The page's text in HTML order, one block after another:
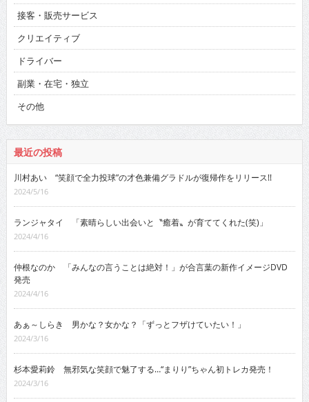
接客・販売サービス
クリエイティブ
ドライバー
副業・在宅・独立
その他
最近の投稿
川村あい “笑顔で全力投球”の才色兼備グラドルが復帰作をリリース!!
2024/5/16
ランジャタイ 「素晴らしい出会いと〝癒着〟が育ててくれた(笑)」
2024/4/16
仲根なのか 「みんなの言うことは絶対！」が合言葉の新作イメージDVD
発売
2024/4/16
あぁ～しらき 男かな？女かな？「ずっとフザけていたい！」
2024/3/16
杉本愛莉鈴 無邪気な笑顔で魅了する…“まりり”ちゃん初トレカ発売！
2024/3/16